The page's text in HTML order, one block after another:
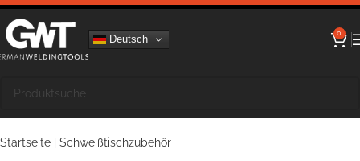
Deutsch 0
Startseite Schweißtischzubehör